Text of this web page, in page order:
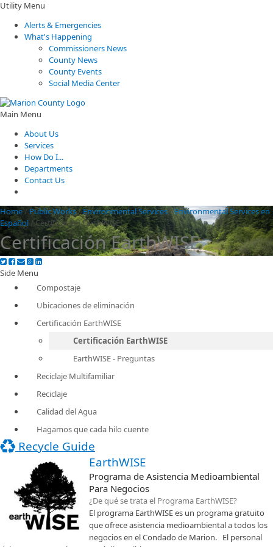
Utility Menu
Alerts & Emergencies
What's Happening
Commissioners News
County News
County Events
Social Media Center
Main Menu
About Us
Services
How Do I...
Departments
Contact Us
Home/ Public Works/Environmental Services/Environmental Services en
Español/Certificación EarthWISE
Certificación EarthWISE
Side Menu
Compostaje
Ubicaciones de eliminación
Certificación EarthWISE
Certificación EarthWISE
EarthWISE - Preguntas
Reciclaje Multifamiliar
Reciclaje
Calidad del Agua
Hagamos que cada hilo cuente
Recycle Guide
EarthWISE
Programa de Asistencia Medioambiental
Para Negocios
​​¿De qué se trata el Programa EarthWISE?
El programa EarthWISE es un programa gratuito
que ofrece asistencia medioambiental a todos los
negocios en el Condado de Marion. El personal